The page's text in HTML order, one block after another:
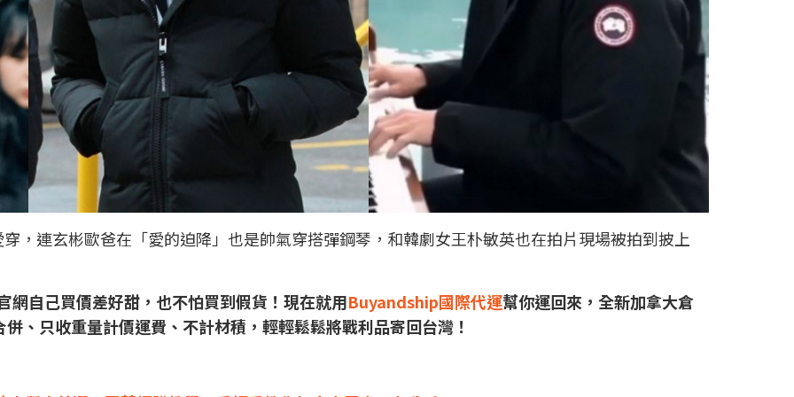
，連玄彬歐爸在「愛的迫降」也是帥氣穿搭彈鋼琴，和韓劇女王朴敏英也在拍片現場被拍到披上
自己買價差好甜，也不怕買到假貨！現在就用Buyandship國際代運幫你運回來， 全新加拿大倉
、只收重量計價運費、不計材積，輕輕鬆鬆將戰利品寄回台灣！